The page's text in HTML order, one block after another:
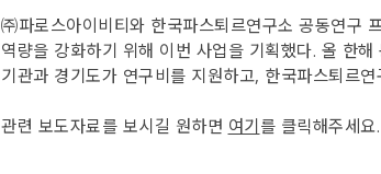
㈜파로스아이비티와 한국파스퇴르연구소 공동연구
역량을 강화하기 위해 이번 사업을 기획했다. 올 한해
기관과 경기도가 연구비를 지원하고, 한국파스퇴르
관련 보도자료를 보시길 원하면 여기 를 클릭해주세요.